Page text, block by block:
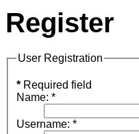
Register
User Registration
* Required field
Name: *
Username: *